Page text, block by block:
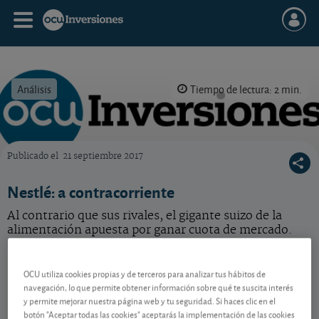
Análisis Tiempo de lectura: 2 min.
Publicado el 21 septiembre 2017
Nestlé: a contracorriente
Al contrario que sus rivales, el gigante suizo de la
alimentación apuesta por ganar cuota de mercado.
CH0038863350
07/08/2026 Zúrich
0,09 CHF (0,11 %)
OCU utiliza cookies propias y de terceros para analizar tus hábitos de
navegación, lo que permite obtener información sobre qué te suscita interés
y permite mejorar nuestra página web y tu seguridad. Si haces clic en el
botón "Aceptar todas las cookies" aceptarás la implementación de las cookies